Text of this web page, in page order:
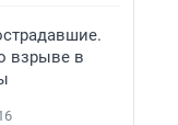
взрыве в